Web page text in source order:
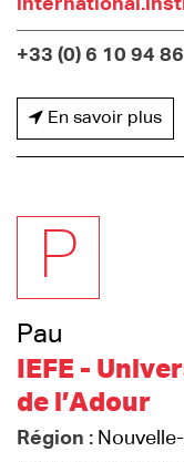
+33 (0) 6 10 94
En savoir plus
P
Pau
IEFE -
de l’Adour
Région :